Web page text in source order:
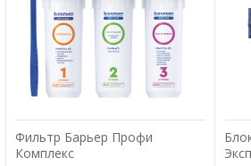
Фильтр Барьер Профи
Комплекс